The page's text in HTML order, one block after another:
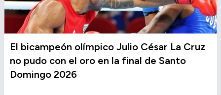
El bicampeón olímpico Julio César La Cruz
no pudo con el oro en la final de Santo
Domingo 2026